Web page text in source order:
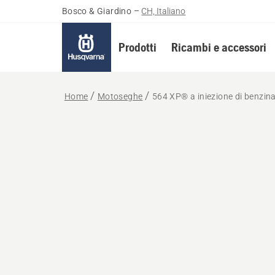
Bosco & Giardino – CH, Italiano
Prodotti Ricambi e accessori
Home Motoseghe 564 XP® a iniezione di